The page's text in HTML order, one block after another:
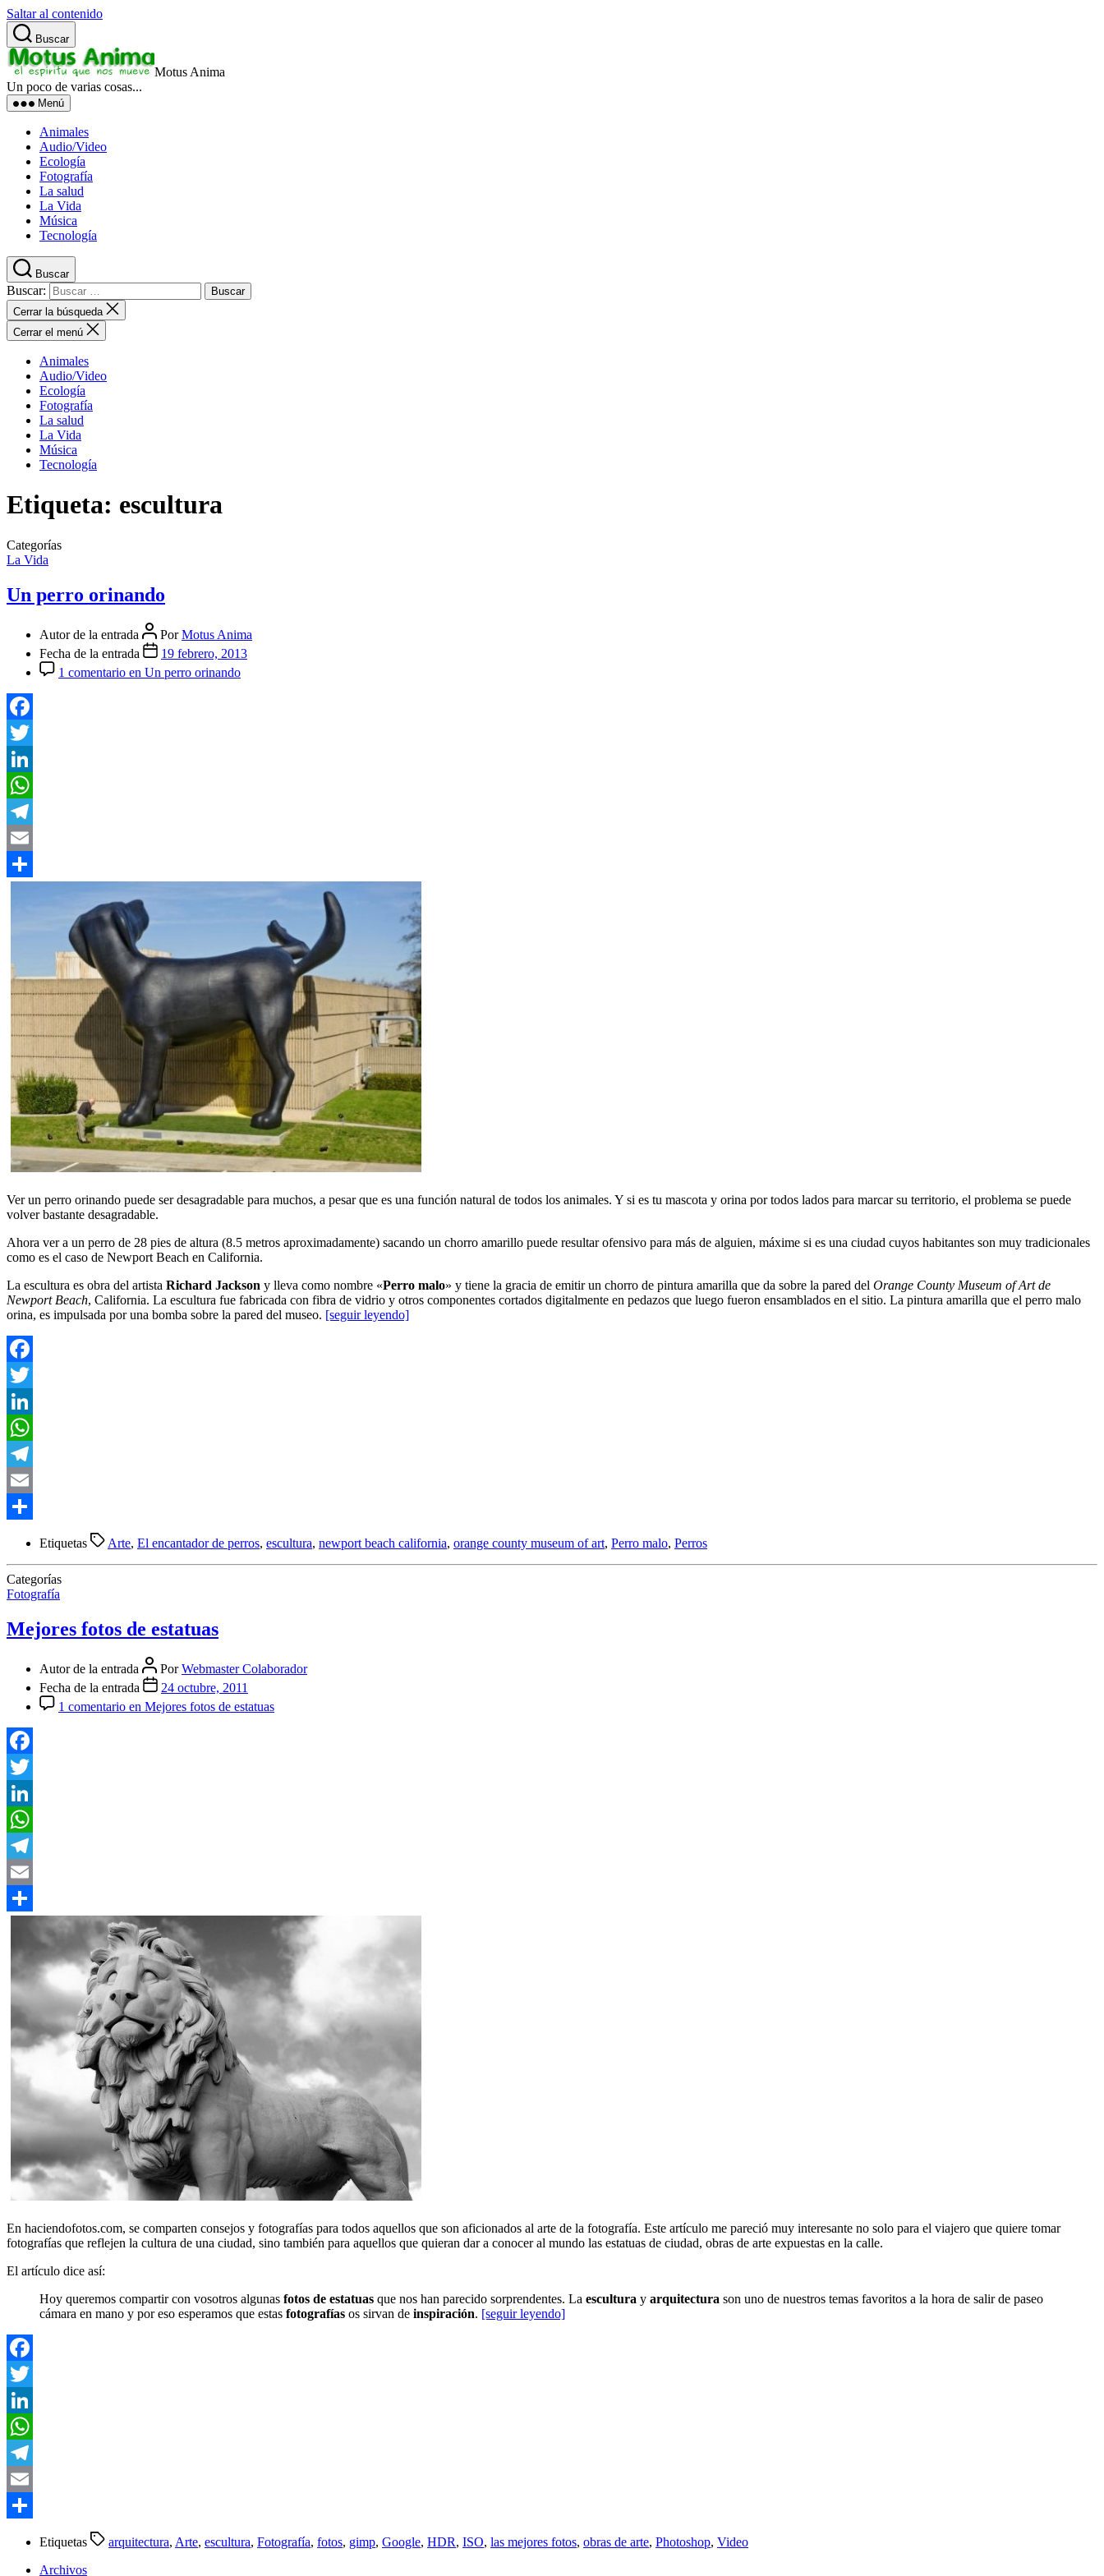
Saltar al contenido
Buscar
Motus Anima
Un poco de varias cosas...
Menú
Animales
Audio/Video
Ecología
Fotografía
La salud
La Vida
Música
Tecnología
Buscar
Buscar:
Cerrar la búsqueda
Cerrar el menú
Animales
Audio/Video
Ecología
Fotografía
La salud
La Vida
Música
Tecnología
Etiqueta: escultura
Categorías
La Vida
Un perro orinando
Autor de la entrada PorMotus Anima
Fecha de la entrada
19 febrero, 2013
1 comentario en Un perro orinando
Facebook
Twitter
LinkedIn
WhatsApp
Telegram
Email
Ver un perro orinando puede ser desagradable para muchos, a pesar que es una función natural de todos los animales. Y si es tu mascota y orina por todos lados para marcar su territorio, el problema se puede
volver bastante desagradable.
Ahora ver a un perro de 28 pies de altura (8.5 metros aproximadamente) sacando un chorro amarillo puede resultar ofensivo para más de alguien, máxime si es una ciudad cuyos habitantes son muy tradicionales
como es el caso de Newport Beach en California.
La escultura es obra del artista Richard Jackson y lleva como nombre «Perro malo» y tiene la gracia de emitir un chorro de pintura amarilla que da sobre la pared del Orange County Museum of Art de
Newport Beach, California. La escultura fue fabricada con fibra de vidrio y otros componentes cortados digitalmente en pedazos que luego fueron ensamblados en el sitio. La pintura amarilla que el perro malo
orina, es impulsada por una bomba sobre la pared del museo. [seguir leyendo]
Facebook
Twitter
LinkedIn
WhatsApp
Telegram
Email
Etiquetas Arte, El encantador de perros, escultura, newport beach california, orange county museum of art, Perro malo, Perros
Categorías
Fotografía
Mejores fotos de estatuas
Autor de la entrada PorWebmaster Colaborador
Fecha de la entrada
24 octubre, 2011
1 comentario en Mejores fotos de estatuas
Facebook
Twitter
LinkedIn
WhatsApp
Telegram
Email
En haciendofotos.com, se comparten consejos y fotografías para todos aquellos que son aficionados al arte de la fotografía. Este artículo me pareció muy interesante no solo para el viajero que quiere tomar
fotografías que reflejen la cultura de una ciudad, sino también para aquellos que quieran dar a conocer al mundo las estatuas de ciudad, obras de arte expuestas en la calle.
El artículo dice así:
Hoy queremos compartir con vosotros algunas fotos de estatuas que nos han parecido sorprendentes. La escultura y arquitectura son uno de nuestros temas favoritos a la hora de salir de paseo
cámara en mano y por eso esperamos que estas fotografías os sirvan de inspiración. [seguir leyendo]
Facebook
Twitter
LinkedIn
WhatsApp
Telegram
Email
Etiquetas arquitectura, Arte, escultura, Fotografía, fotos, gimp, Google, HDR, ISO, las mejores fotos, obras de arte, Photoshop, Video
Archivos